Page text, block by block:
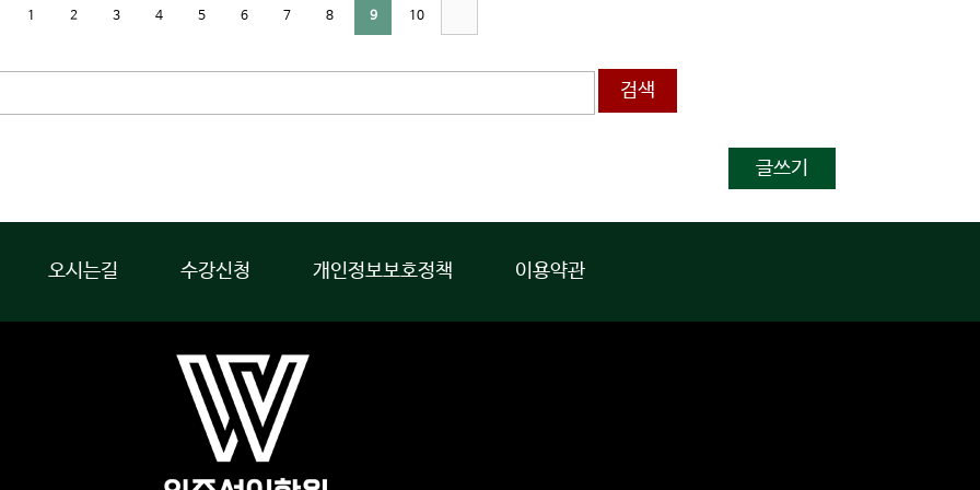
1 2 3 4 5 6 7 8 9 10
검색
글쓰기
오시는길 수강신청 개인정보보호정책 이용약관